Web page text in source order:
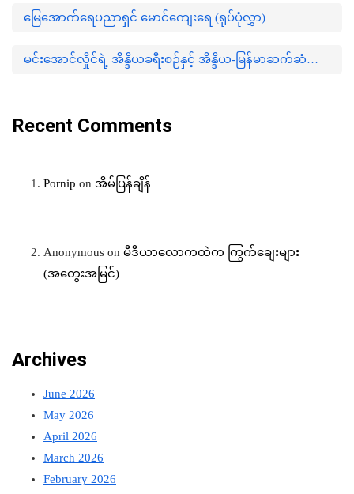
မြေအောက်ရေပညာရှင် မောင်ကျေးရေ (ရုပ်ပုံလွှာ)
မင်းအောင်လှိုင်ရဲ့ အိန္ဒိယခရီးစဉ်နှင့် အိန္ဒိယ-မြန်မာဆက်ဆံရေးနောက်ကွယ်က မဟာဗျူဟာ (အတွေးအမြင်)
Recent Comments
Pornip on အိမ်ပြန်ချိန်
Anonymous on မီဒီယာလောကထဲက ကြွက်ချေးများ
(အတွေးအမြင်)
Archives
June 2026
May 2026
April 2026
March 2026
February 2026